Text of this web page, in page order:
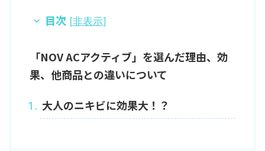
目次 [非表示]
「NOV ACアクティブ」を選んだ理由、効
果、他商品との違いについて
大人のニキビに効果大！？